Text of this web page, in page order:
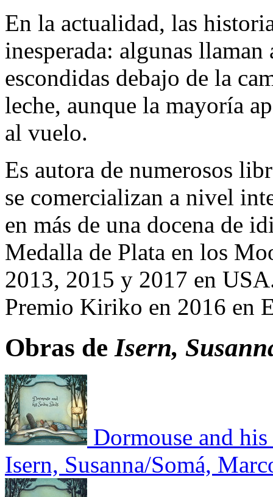
En la actualidad, las
inesperada: algunas
escondidas debajo de la
leche, aunque la mayoría
al vuelo.
Es autora de numerosos
se comercializan a nivel
en más de una docena de
Medalla de Plata en los
2013, 2015 y 2017 en
Premio Kiriko en 2016 en
Obras deIsern,
Dormouse and his
Isern, Susanna/Somá,